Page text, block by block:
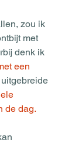
zou ik
met
denk ik
een
de dag.